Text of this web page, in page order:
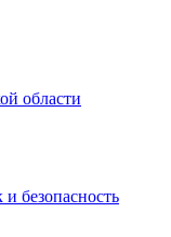
области
безопасность